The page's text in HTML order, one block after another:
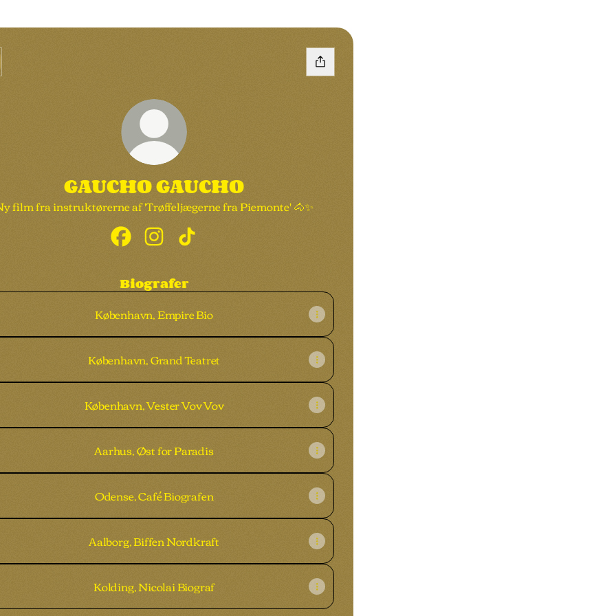
GAUCHO GAUCHO
film fra instruktørerne af 'Trøffeljægerne fra Piemonte' 🐴✨
GAUCHO GAUCHO Facebook
GAUCHO GAUCHO Instagram
GAUCHO GAUCHO TikTok
Biografer
København, Empire Bio
København, Grand Teatret
København, Vester Vov Vov
Aarhus, Øst for Paradis
Odense, Café Biografen
Aalborg, Biffen Nordkraft
Kolding, Nicolai Biograf